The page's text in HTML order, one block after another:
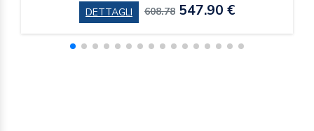
DETTAGLI 608.78 547.90 €